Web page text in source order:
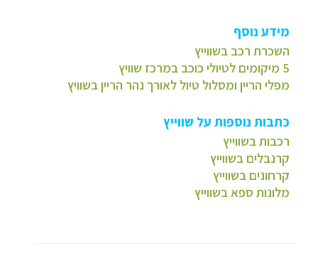
מידע נוסף
השכרת רכב בשווייץ
5 מיקומים לטיולי כוכב במרכז שוויץ
מפלי הריין ומסלול טיול לאורך נהר הריין בשוויץ
כתבות נוספות על שווייץ
רכבות בשווייץ
קרנבלים בשווייץ
קרחונים בשווייץ
מלונות ספא בשווייץ